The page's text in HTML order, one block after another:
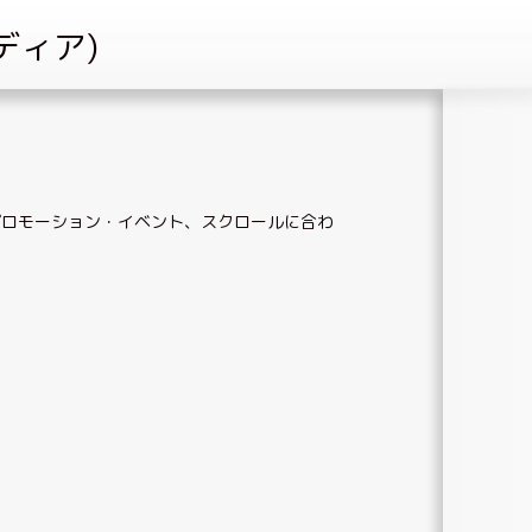
モーション・イベント、 スクロールに合わ